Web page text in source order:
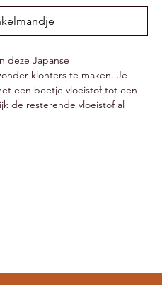
deze Japanse
klonters te maken. Je
een beetje vloeistof tot een
de resterende vloeistof al